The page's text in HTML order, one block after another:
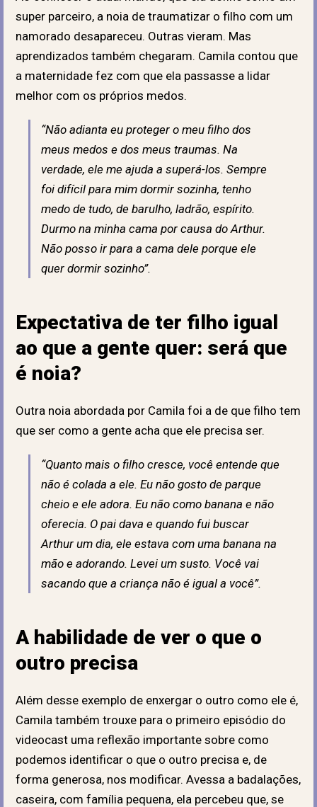
super parceiro, a noia de traumatizar o filho com um
namorado desapareceu. Outras vieram. Mas
aprendizados também chegaram. Camila contou que
a maternidade fez com que ela passasse a lidar
melhor com os próprios medos.
“Não adianta eu proteger o meu filho dos
meus medos e dos meus traumas. Na
verdade, ele me ajuda a superá-los. Sempre
foi difícil para mim dormir sozinha, tenho
medo de tudo, de barulho, ladrão, espírito.
Durmo na minha cama por causa do Arthur.
Não posso ir para a cama dele porque ele
quer dormir sozinho”.
Expectativa de ter filho igual
ao que a gente quer: será que
é noia?
Outra noia abordada por Camila foi a de que filho tem
que ser como a gente acha que ele precisa ser.
“Quanto mais o filho cresce, você entende que
não é colada a ele. Eu não gosto de parque
cheio e ele adora. Eu não como banana e não
oferecia. O pai dava e quando fui buscar
Arthur um dia, ele estava com uma banana na
mão e adorando. Levei um susto. Você vai
sacando que a criança não é igual a você”.
A habilidade de ver o que o
outro precisa
Além desse exemplo de enxergar o outro como ele é,
Camila também trouxe para o primeiro episódio do
videocast uma reflexão importante sobre como
podemos identificar o que o outro precisa e, de
forma generosa, nos modificar. Avessa a badalações,
caseira, com família pequena, ela percebeu que, se